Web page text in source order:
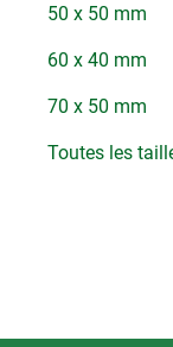
50 x 50 mm
60 x 40 mm
70 x 50 mm
Toutes les